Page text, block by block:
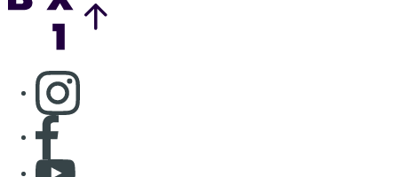
Consulter page Instagram
Consulter page Facebook
Consulter Youtube